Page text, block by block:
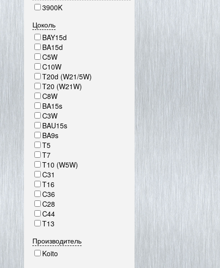
3900K
Цоколь
BAY15d
BA15d
C5W
C10W
T20d (W21/5W)
T20 (W21W)
C8W
BA15s
C3W
BAU15s
BA9s
T5
T7
T10 (W5W)
C31
T16
C36
C28
C44
T13
Производитель
Koito